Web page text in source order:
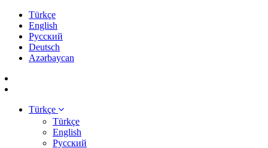
Türkçe
English
Pусский
Deutsch
Azərbaycan
Türkçe
Türkçe
English
Pусский